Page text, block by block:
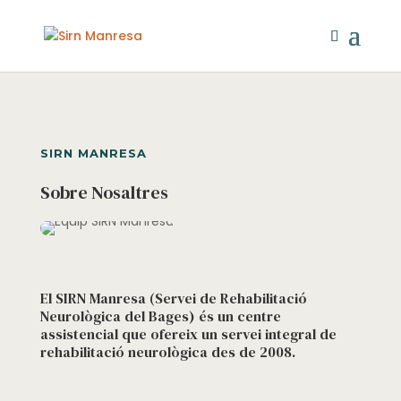
SIRN MANRESA
Sobre Nosaltres
El SIRN Manresa (Servei de Rehabilitació
Neurològica del Bages) és un centre
assistencial que ofereix un servei integral de
rehabilitació neurològica des de 2008.